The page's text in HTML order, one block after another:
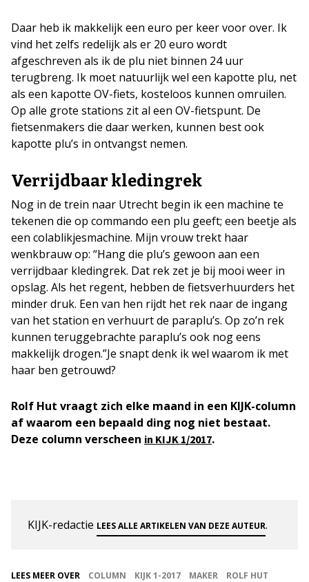
Daar heb ik makkelijk een euro per keer voor over. Ik
vind het zelfs redelijk als er 20 euro wordt
afgeschreven als ik de plu niet binnen 24 uur
terugbreng. Ik moet natuurlijk wel een kapotte plu, net
als een kapotte OV-fiets, kosteloos kunnen omruilen.
Op alle grote stations zit al een OV-fietspunt. De
fietsenmakers die daar werken, kunnen best ook
kapotte plu’s in ontvangst nemen.
Verrijdbaar kledingrek
Nog in de trein naar Utrecht begin ik een machine te
tekenen die op commando een plu geeft; een beetje als
een colablikjesmachine. Mijn vrouw trekt haar
wenkbrauw op: “Hang die plu’s gewoon aan een
verrijdbaar kledingrek. Dat rek zet je bij mooi weer in
opslag. Als het regent, hebben de fietsverhuurders het
minder druk. Een van hen rijdt het rek naar de ingang
van het station en verhuurt de paraplu’s. Op zo’n rek
kunnen teruggebrachte paraplu’s ook nog eens
makkelijk drogen.”Je snapt denk ik wel waarom ik met
haar ben getrouwd?
Rolf Hut vraagt zich elke maand in een KIJK-column
af waarom een bepaald ding nog niet bestaat.
Deze column verscheen in KIJK 1/2017.
KIJK-redactie LEES ALLE ARTIKELEN VAN DEZE AUTEUR.
LEES MEER OVER COLUMN KIJK 1-2017 MAKER
ROLF HUT